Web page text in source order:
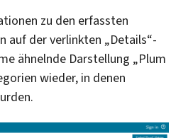
zu den erfassten
auf der verlinkten „Details“-
ähnelnde Darstellung „Plum
wieder, in denen